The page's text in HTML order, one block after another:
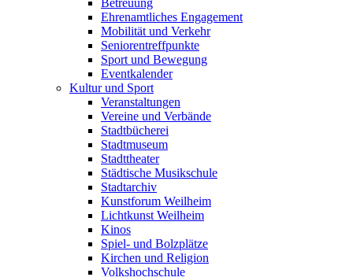
Ehrenamtliches Engagement
Mobilität und Verkehr
Seniorentreffpunkte
Sport und Bewegung
Eventkalender
Kultur und Sport
Veranstaltungen
Vereine und Verbände
Stadtbücherei
Stadtmuseum
Stadttheater
Städtische Musikschule
Stadtarchiv
Kunstforum Weilheim
Lichtkunst Weilheim
Kinos
Spiel- und Bolzplätze
Kirchen und Religion
Volkshochschule